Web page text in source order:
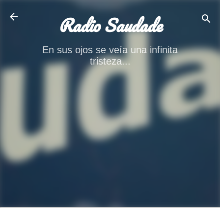
Radio Saudade
En sus ojos se veía una infinita
tristeza...